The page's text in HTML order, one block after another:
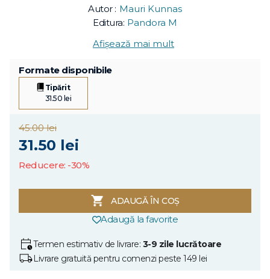
Autor : Mauri Kunnas
Editura: Pandora M
Afișează mai mult
Formate disponibile
Tipărit
31.50 lei
45.00 lei
31.50 lei
Reducere: -30%
ADAUGĂ ÎN COȘ
Adaugă la favorite
Termen estimativ de livrare: 3-9 zile lucrătoare
Livrare gratuită pentru comenzi peste 149 lei